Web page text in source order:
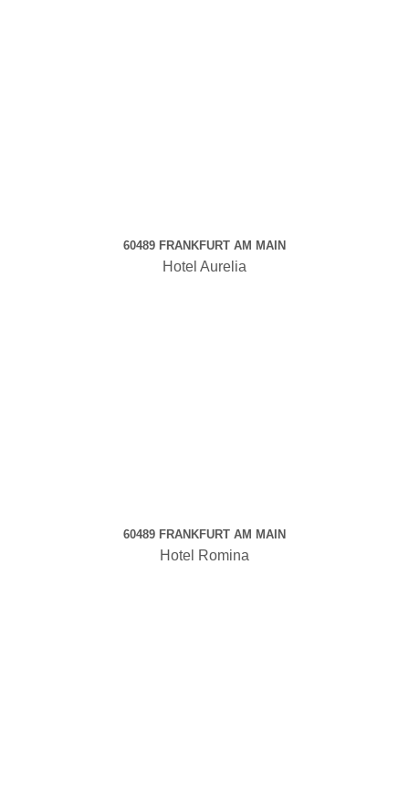
60489 FRANKFURT AM MAIN
Hotel Aurelia
60489 FRANKFURT AM MAIN
Hotel Romina